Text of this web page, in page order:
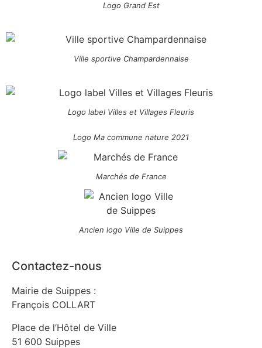
Logo Grand Est
Ville sportive Champardennaise
Logo label Villes et Villages Fleuris
Logo Ma commune nature 2021
Marchés de France
Ancien logo Ville de Suippes
Contactez-nous
Mairie de Suippes :
François COLLART
Place de l’Hôtel de Ville
51 600 Suippes